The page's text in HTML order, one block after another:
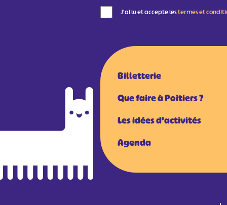
J'ai lu et accepte lestermes et
Billetterie
Que faire à Poitiers ?
Les idées d'activités
Agenda